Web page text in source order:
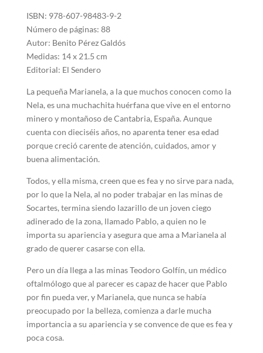
ISBN: 978-607-98483-9-2
Número de páginas: 88
Autor: Benito Pérez Galdós
Medidas: 14 x 21.5 cm
Editorial: El Sendero
La pequeña Marianela, a la que muchos conocen como la
Nela, es una muchachita huérfana que vive en el entorno
minero y montañoso de Cantabria, España. Aunque
cuenta con dieciséis años, no aparenta tener esa edad
porque creció carente de atención, cuidados, amor y
buena alimentación.
Todos, y ella misma, creen que es fea y no sirve para nada,
por lo que la Nela, al no poder trabajar en las minas de
Socartes, termina siendo lazarillo de un joven ciego
adinerado de la zona, llamado Pablo, a quien no le
importa su apariencia y asegura que ama a Marianela al
grado de querer casarse con ella.
Pero un día llega a las minas Teodoro Golfín, un médico
oftalmólogo que al parecer es capaz de hacer que Pablo
por fin pueda ver, y Marianela, que nunca se había
preocupado por la belleza, comienza a darle mucha
importancia a su apariencia y se convence de que es fea y
poca cosa.